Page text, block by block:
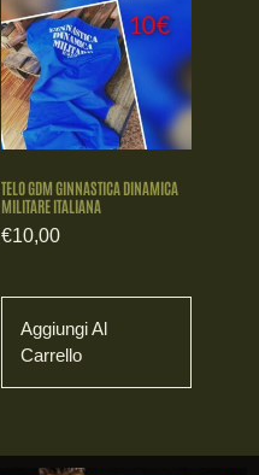
TELO GDM GINNASTICA DINAMICA
MILITARE ITALIANA
€10,00
Aggiungi Al
Carrello